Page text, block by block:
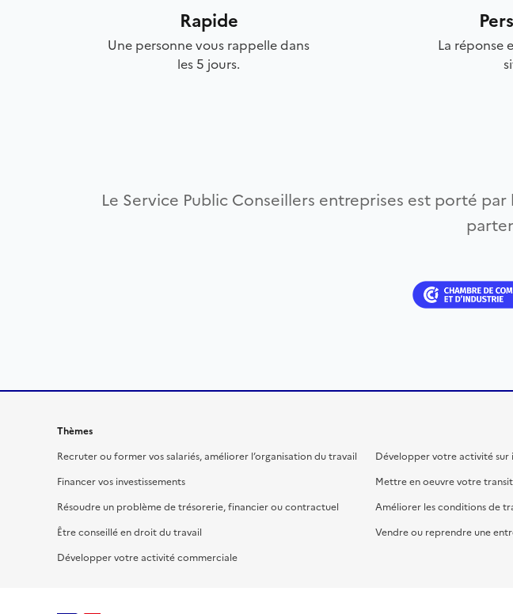
Rapide
Une personne vous rappelle dans
les 5 jours.
La réponse
Le Service Public Conseillers entreprises est porté
Thèmes
Recruter ou former vos salariés, améliorer l’organisation du travail
Financer vos investissements
Résoudre un problème de trésorerie, financier ou contractuel
Être conseillé en droit du travail
Développer votre activité commerciale
Développer votre activité sur
Mettre en oeuvre votre
Améliorer les conditions de
Vendre ou reprendre une